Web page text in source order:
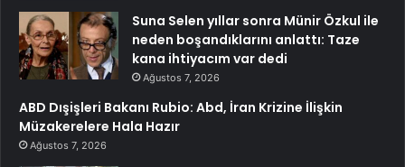
Suna Selen yıllar sonra Münir Özkul ile
neden boşandıklarını anlattı: Taze
kana ihtiyacım var dedi
Ağustos 7, 2026
ABD Dışişleri Bakanı Rubio: Abd, İran Krizine İlişkin
Müzakerelere Hala Hazır
Ağustos 7, 2026